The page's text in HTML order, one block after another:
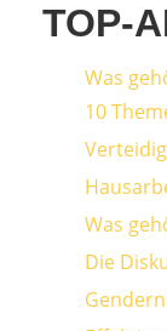
TOP-
Was
10
Was
Die